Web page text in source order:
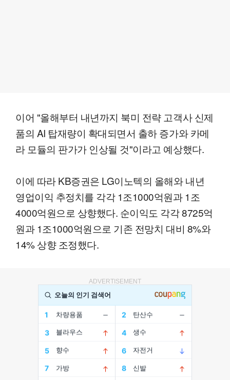
이어 "올해부터 내년까지 북미 전략 고객사 신제
품의 AI 탑재량이 확대되면서 출하 증가와 카메
라 모듈의 판가가 인상될 것"이라고 예상했다.
이에 따라 KB증권은 LG이노텍의 올해와 내년
영업이익 추정치를 각각 1조1000억원과 1조
4000억원으로 상향했다. 순이익도 각각 8725억
원과 1조1000억원으로 기존 전망치 대비 8%와
14% 상향 조정했다.
ADVERTISEMENT